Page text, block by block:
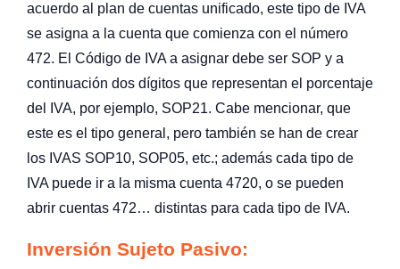
acuerdo al plan de cuentas unificado, este tipo de IVA
se asigna a la cuenta que comienza con el número
472. El Código de IVA a asignar debe ser SOP y a
continuación dos dígitos que representan el porcentaje
del IVA, por ejemplo, SOP21. Cabe mencionar, que
este es el tipo general, pero también se han de crear
los IVAS SOP10, SOP05, etc.; además cada tipo de
IVA puede ir a la misma cuenta 4720, o se pueden
abrir cuentas 472… distintas para cada tipo de IVA.
Inversión Sujeto Pasivo: